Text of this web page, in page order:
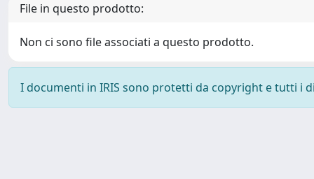
File in questo prodotto:
Non ci sono file associati a questo prodotto.
I documenti in IRIS sono protetti da copyright e tutti i